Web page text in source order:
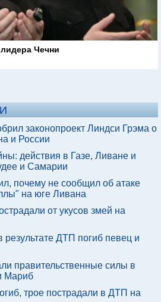
Чечни
законопроект Линдси Грэма о
и России
действия в Газе, Ливане и
и Самарии
почему не сообщил об атаке
на юге Ливана
от укусов змей на
ДТП погиб певец и
правительственные силы в
Мариб
трое пострадали в ДТП на